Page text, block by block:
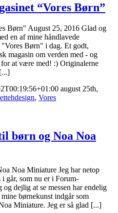
“Vores Børn”
Børn" August 25, 2016 Glad og
en af ​​mine håndlavede
Børn" i dag. Et godt,
magasin om verden med - og
at være med! :) Originalerne
august 25th,
, Vores
børn og Noa Noa
Noa Miniature Jeg har netop
går, som nu er i Forum-
dejlig at se messen har endelig
børnekunst indgår som
Miniature. Jeg er så glad [...]